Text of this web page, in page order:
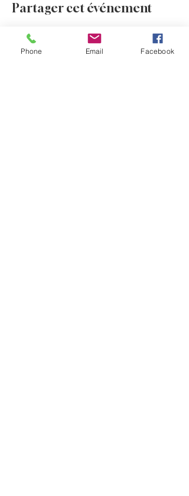
Partager cet événement
Phone Email Facebook